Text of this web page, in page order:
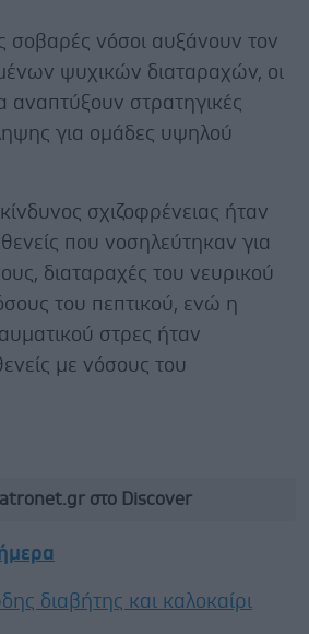
σοβαρές νόσοι αυξάνουν τον
ψυχικών διαταραχών, οι
αναπτύξουν στρατηγικές
για ομάδες υψηλού
σχιζοφρένειας ήταν
που νοσηλεύτηκαν για
διαταραχές του νευρικού
του πεπτικού, ενώ η
στρες ήταν
με νόσους του
στο Discover
διαβήτης και καλοκαίρι